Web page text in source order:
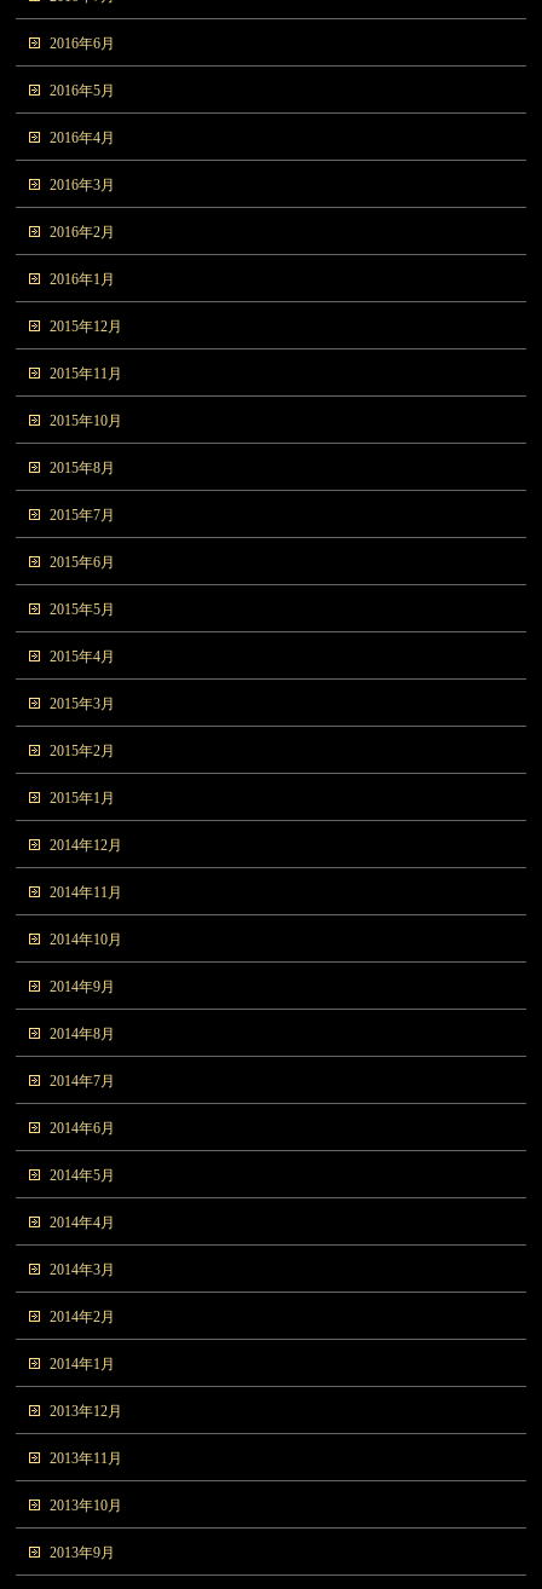
2016年6月
2016年5月
2016年4月
2016年3月
2016年2月
2016年1月
2015年12月
2015年11月
2015年10月
2015年8月
2015年7月
2015年6月
2015年5月
2015年4月
2015年3月
2015年2月
2015年1月
2014年12月
2014年11月
2014年10月
2014年9月
2014年8月
2014年7月
2014年6月
2014年5月
2014年4月
2014年3月
2014年2月
2014年1月
2013年12月
2013年11月
2013年10月
2013年9月